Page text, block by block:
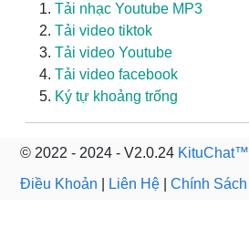
Tải nhạc Youtube MP3
Tải video tiktok
Tải video Youtube
Tải video facebook
Ký tự khoảng trống
© 2022 - 2024 - V2.0.24 KituChat™
Điều Khoản
Liên Hệ Chính Sách